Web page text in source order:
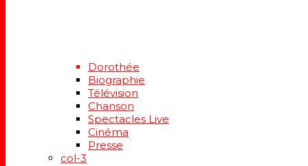
Dorothée
Biographie
Télévision
Chanson
Spectacles Live
Cinéma
Presse
col-3